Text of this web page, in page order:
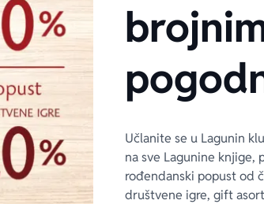
Učlanite se u Lagunin
na sve Lagunine knjige,
rođendanski popust od
društvene igre, gift